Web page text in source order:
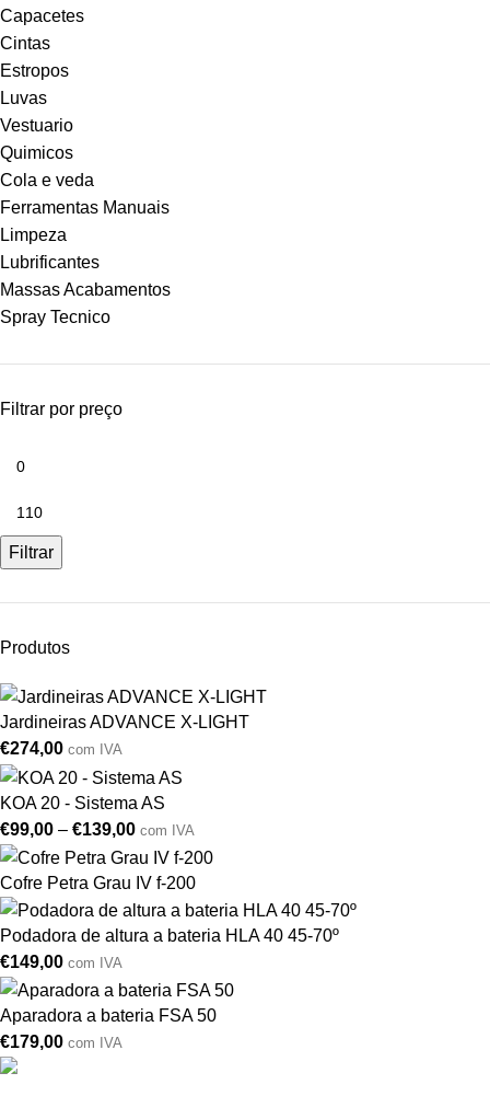
Capacetes
Cintas
Estropos
Luvas
Vestuario
Quimicos
Cola e veda
Ferramentas Manuais
Limpeza
Lubrificantes
Massas Acabamentos
Spray Tecnico
Filtrar por preço
Filtrar
Produtos
Jardineiras ADVANCE X-LIGHT
€274,00 com IVA
KOA 20 - Sistema AS
€99,00 – €139,00 com IVA
Cofre Petra Grau IV f-200
Podadora de altura a bateria HLA 40 45-70º
€149,00 com IVA
Aparadora a bateria FSA 50
€179,00 com IVA